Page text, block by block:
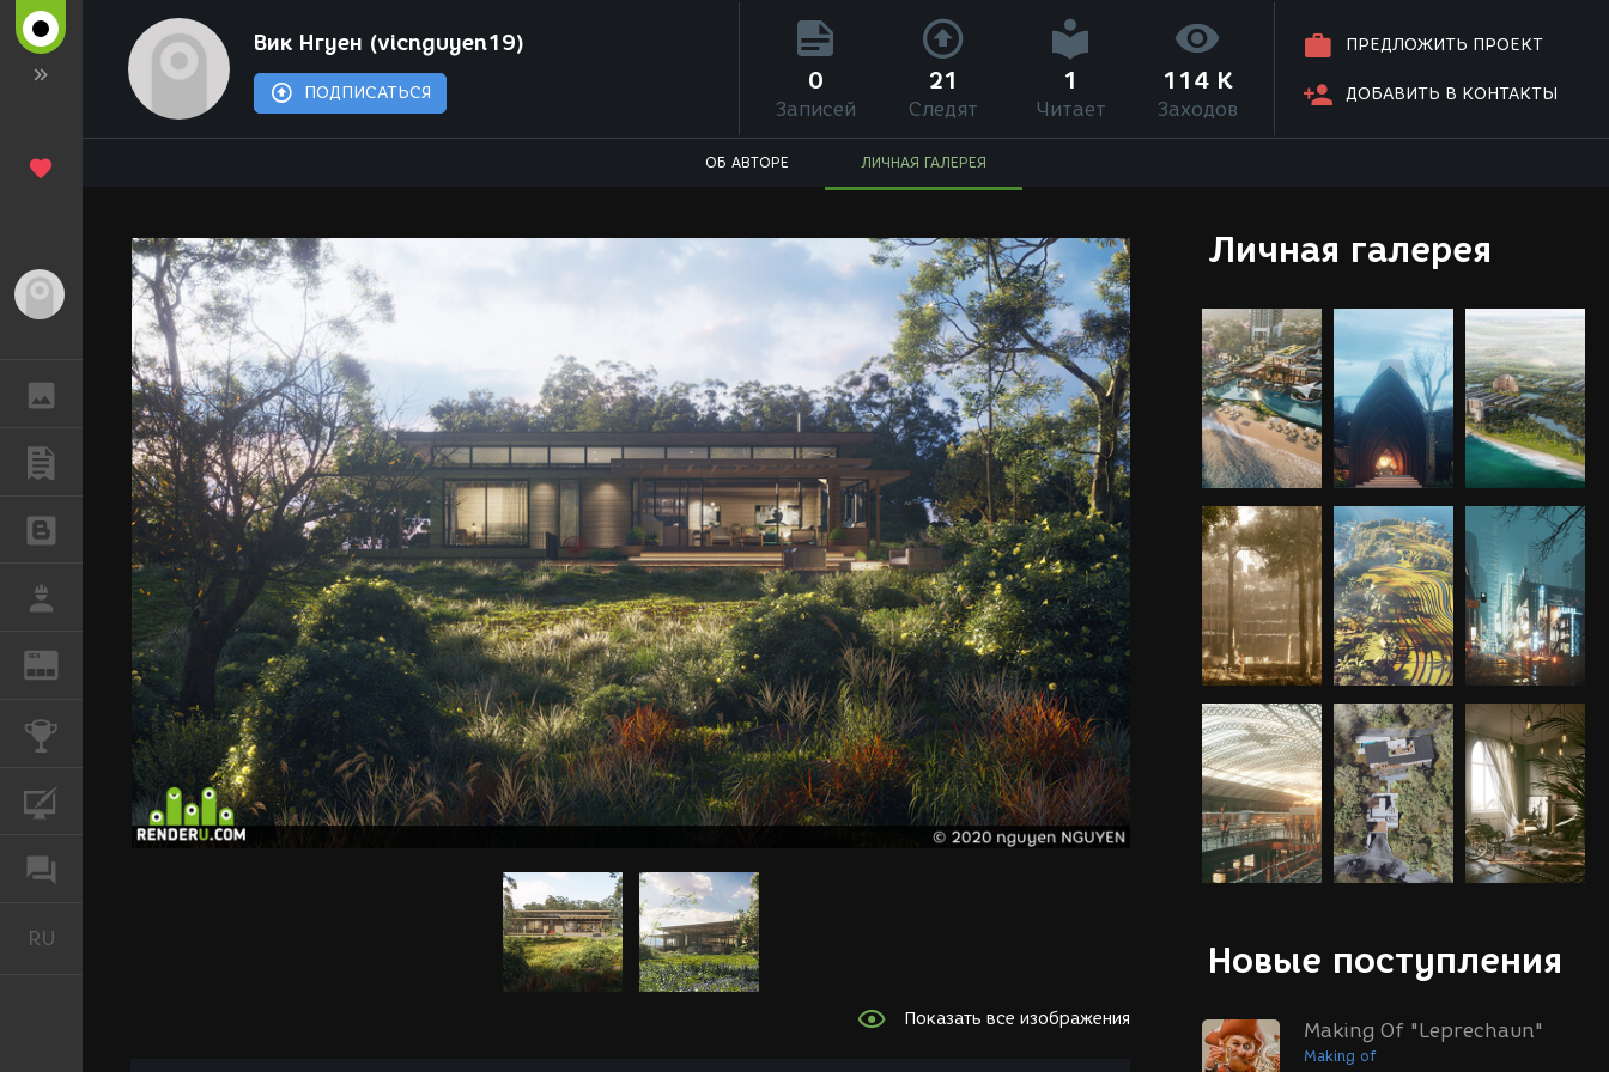
ГАЛЕРЕЯ
ПУБЛИКАЦИИ
БЛОГИ
РАБОТА
REN ЖУРНАЛ
КОНКУРСЫ
КУРСЫ
RU
Вик Нгуен (vicnguyen19)
ПОДПИСАТЬСЯ
ПРЕДЛОЖИТЬ ПРОЕКТ
ДОБАВИТЬ В КОНТАКТЫ
0
Записей
21
Следят
1
Читает
114 K
Заходов
ОБ АВТОРЕ ЛИЧНАЯ ГАЛЕРЕЯ
Личная галерея
Новые поступления
Making Of "Leprechaun"
Making of
Показать все изображения